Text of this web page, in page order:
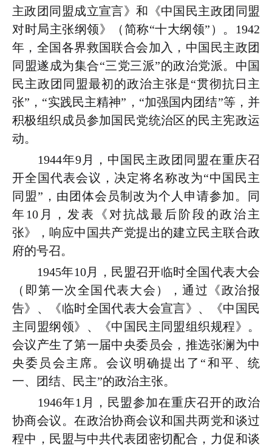
主政团同盟成立宣言》和《中国民主政团同盟
对时局主张纲领》（简称“十大纲领”）。1942
年，全国各界救国联合会加入，中国民主政团
同盟遂成为集合“三党三派”的政治党派。中国
民主政团同盟最初的政治主张是“贯彻抗日主
张”，“实践民主精神”，“加强国内团结”等，并
积极组织成员参加国民党统治区的民主宪政运
动。
1944年9月，中国民主政团同盟在重庆召
开全国代表会议，决定将名称改为“中国民主
同盟”，由团体会员制改为个人申请参加。同
年10月，发表《对抗战最后阶段的政治主
张》，响应中国共产党提出的建立民主联合政
府的号召。
1945年10月，民盟召开临时全国代表大会
（即第一次全国代表大会），通过《政治报
告》、《临时全国代表大会宣言》、《中国民
主同盟纲领》、《中国民主同盟组织规程》。
会议产生了第一届中央委员会，推选张澜为中
央委员会主席。会议明确提出了“和平、统
一、团结、民主”的政治主张。
1946年1月，民盟参加在重庆召开的政治
协商会议。在政治协商会议和国共两党和谈过
程中，民盟与中共代表团密切配合，力促和谈